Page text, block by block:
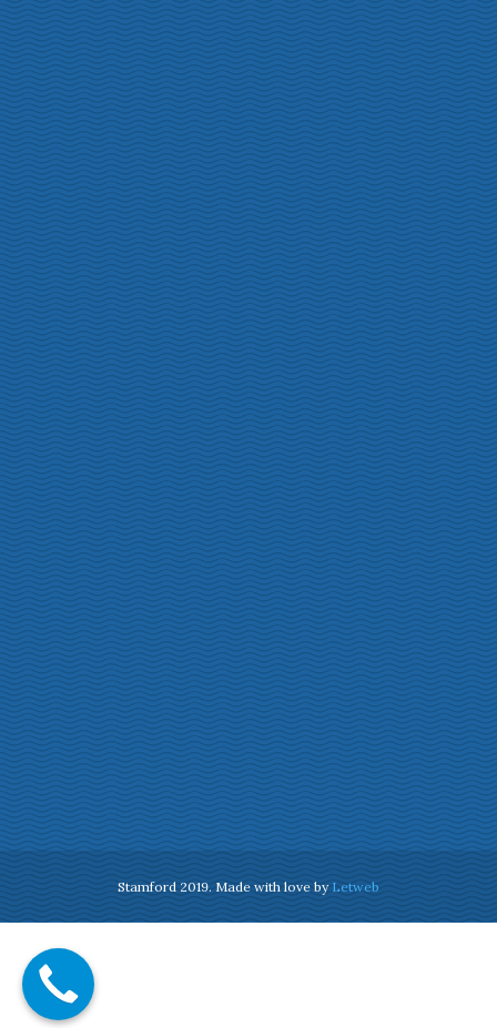
Stamford 2019. Made with love by Letweb